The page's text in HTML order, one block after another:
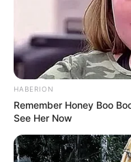
HABERION
Remember Honey Boo
See Her Now